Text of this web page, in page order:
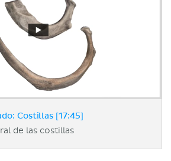
Costillas [17:45]
de las costillas